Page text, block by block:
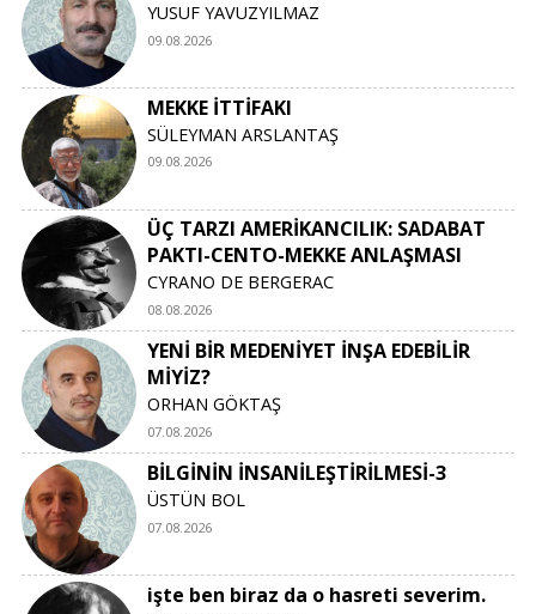
YUSUF YAVUZYILMAZ
09.08.2026
MEKKE İTTİFAKI
SÜLEYMAN ARSLANTAŞ
09.08.2026
ÜÇ TARZI AMERİKANCILIK: SADABAT
PAKTI-CENTO-MEKKE ANLAŞMASI
CYRANO DE BERGERAC
08.08.2026
YENİ BİR MEDENİYET İNŞA EDEBİLİR
MİYİZ?
ORHAN GÖKTAŞ
07.08.2026
BİLGİNİN İNSANİLEŞTİRİLMESİ-3
ÜSTÜN BOL
07.08.2026
işte ben biraz da o hasreti severim.